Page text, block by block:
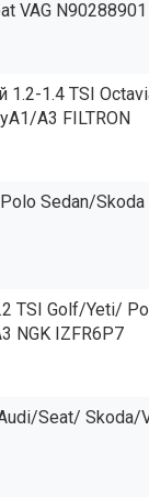
VAG N90288901
1.4 TSI
A3 FILTRON
Sedan/Skoda
TSI Golf/Yeti/
NGK IZFR6P7
Seat/ Skoda/